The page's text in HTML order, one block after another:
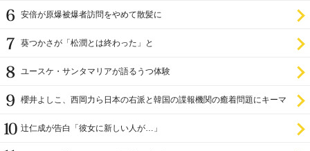
安倍が原爆被爆者訪問をやめて散髪に
葵つかさが「松潤とは終わった」と
ユースケ・サンタマリアが語るうつ体験
櫻井よしこ、西岡力ら日本の右派と韓国の諜報機関の癒着問題にキーマ
辻仁成が告白「彼女に新しい人が…」